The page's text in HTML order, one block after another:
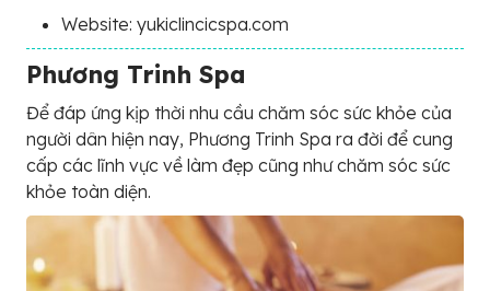
Website: yukiclincicspa.com
Phương Trinh Spa
Để đáp ứng kịp thời nhu cầu chăm sóc sức khỏe của
người dân hiện nay, Phương Trinh Spa ra đời để cung
cấp các lĩnh vực về làm đẹp cũng như chăm sóc sức
khỏe toàn diện.